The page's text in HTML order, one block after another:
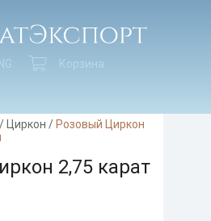
Корзина
/Циркон /Розовый Циркон
2,75 карат